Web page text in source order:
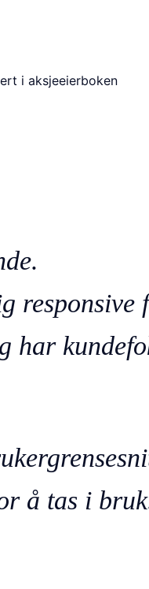
i aksjeeierboken
responsive
har
å tas i